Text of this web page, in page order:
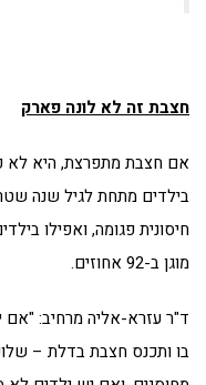
חצבת זה לא לונה פארק
אם חצבת מתפרצת, היא לא
בילדים מתחת לגיל שנה
חיסונית פגומה, ואפילו
מוגן ב-92 אחוזים.
ד"ר עזרא-אליה מרחיב: "אם
בו ותכנס חצבת בדלת –